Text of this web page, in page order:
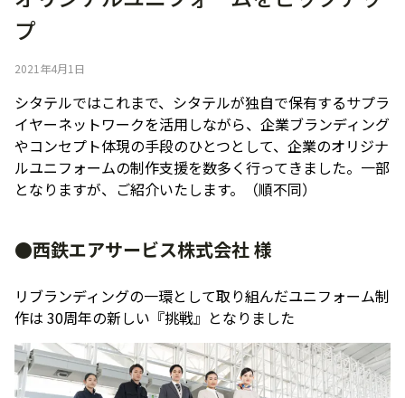
プ
2021年4月1日
シタテルではこれまで、シタテルが独自で保有するサプラ
イヤーネットワークを活用しながら、企業ブランディング
やコンセプト体現の手段のひとつとして、企業のオリジナ
ルユニフォームの制作支援を数多く行ってきました。一部
となりますが、ご紹介いたします。（順不同）
●西鉄エアサービス株式会社 様
リブランディングの一環として取り組んだユニフォーム制
作は 30周年の新しい『挑戦』となりました